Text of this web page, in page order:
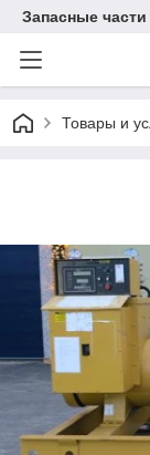
Запасные
Товары и